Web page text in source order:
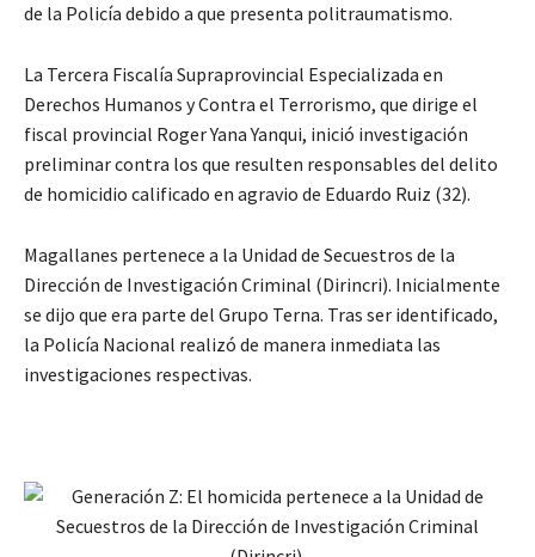
de la Policía debido a que presenta politraumatismo.
La Tercera Fiscalía Supraprovincial Especializada en
Derechos Humanos y Contra el Terrorismo, que dirige el
fiscal provincial Roger Yana Yanqui, inició investigación
preliminar contra los que resulten responsables del delito
de homicidio calificado en agravio de Eduardo Ruiz (32).
Magallanes pertenece a la Unidad de Secuestros de la
Dirección de Investigación Criminal (Dirincri). Inicialmente
se dijo que era parte del Grupo Terna. Tras ser identificado,
la Policía Nacional realizó de manera inmediata las
investigaciones respectivas.